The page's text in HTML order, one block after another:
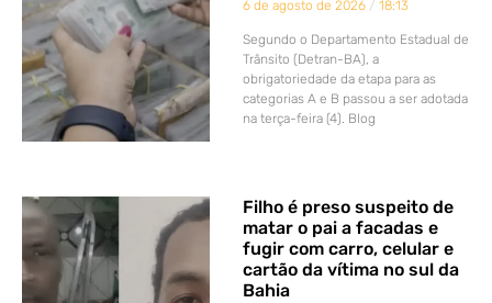
6 de agosto de 2026 18:13
Segundo o Departamento Estadual de
Trânsito (Detran-BA), a
obrigatoriedade da etapa para as
categorias A e B passou a ser adotada
na terça-feira (4). Blog
Filho é preso suspeito de
matar o pai a facadas e
fugir com carro, celular e
cartão da vítima no sul da
Bahia